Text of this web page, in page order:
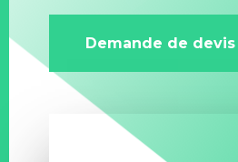
Demande de devis